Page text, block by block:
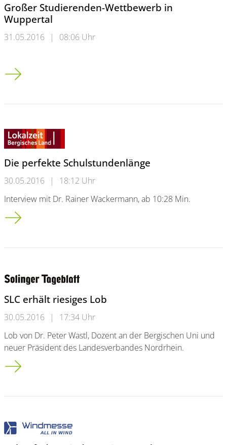
Großer Studierenden-Wettbewerb in
Wuppertal
31.05.2016 | 08:06 Uhr
Großer Studierenden-Wettbewerb in Wuppertal
Die perfekte Schulstundenlänge
30.05.2016 |
18:12 Uhr
Interview mit Dr. Rainer Wackermann, ab 10:28 Min.
Die perfekte Schulstundenlänge
SLC erhält riesiges Lob
30.05.2016 |
17:34 Uhr
Lob von Dr. Peter Wastl, Dozent an der Bergischen Uni und
neuer Präsident des Landesverbandes Nordrhein.
SLC erhält riesiges Lob